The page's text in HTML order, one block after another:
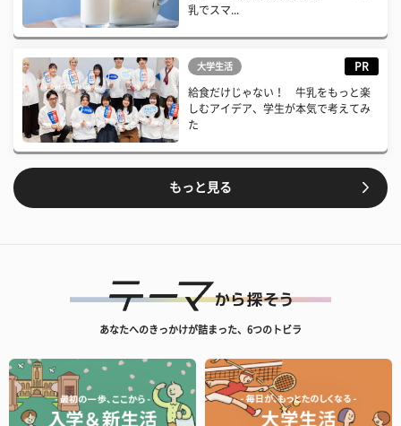
乳でスマ...
大学生活 PR
給食だけじゃない！ 牛乳をもっと楽
しむアイデア、学生が本気で考えてみ
た
もっと見る
あなたへのきっかけが詰まった、6つのトビラ